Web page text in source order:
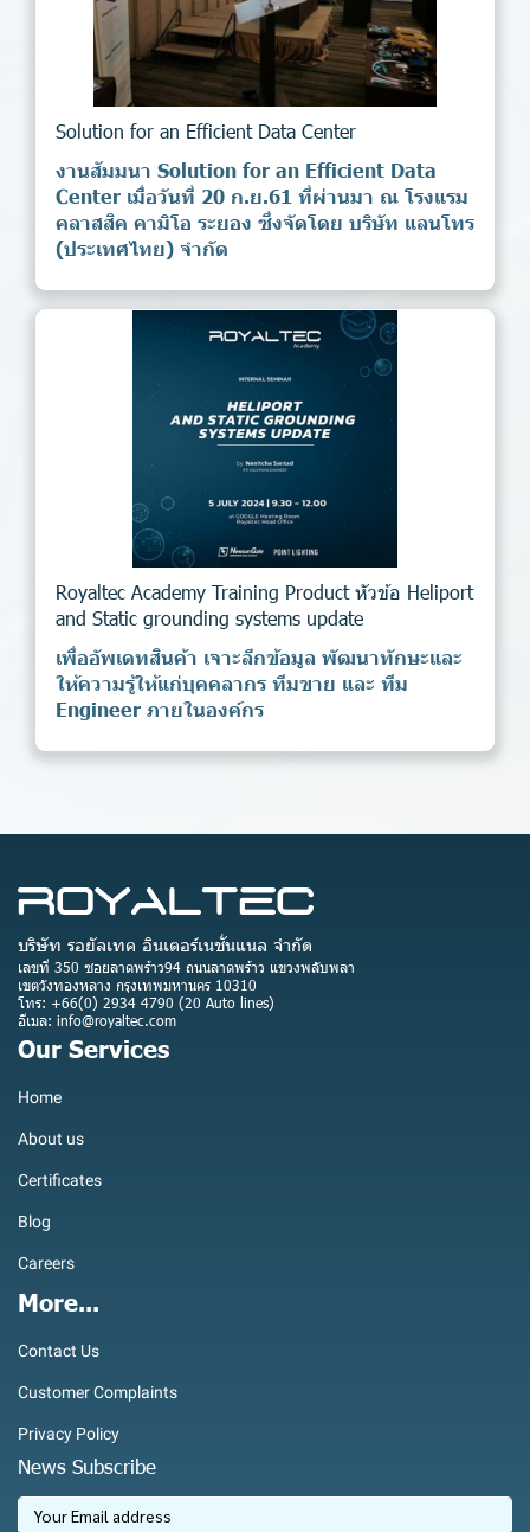
Solution for an Efficient Data Center
งานสัมมนา Solution for an Efficient Data
Center เมื่อวันที่ 20 ก.ย.61 ที่ผ่านมา ณ โรงแรม
คลาสสิค คามิโอ ระยอง ซึ่งจัดโดย บริษัท แลนโทร
(ประเทศไทย) จํากัด
Royaltec Academy Training Product หัวข้อ Heliport
and Static grounding systems update
เพื่ออัพเดทสินค้า เจาะลึกข้อมูล พัฒนาทักษะและ
ให้ความรู้ให้แก่บุคคลากร ทีมขาย และ ทีม
Engineer ภายในองค์กร
บริษัท รอยัลเทค อินเตอร์เนชั่นแนล จำกัด
เลขที่ 350 ซอยลาดพร้าว94 ถนนลาดพร้าว แขวงพลับพลา
เขตวังทองหลาง กรุงเทพมหานคร 10310
โทร: +66(0) 2934 4790 (20 Auto lines)
อีเมล: info@royaltec.com
Our Services
Home
About us
Certificates
Blog
Careers
More...
Contact Us
Customer Complaints
Privacy Policy
News Subscribe